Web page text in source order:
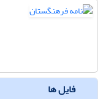
فایل ها